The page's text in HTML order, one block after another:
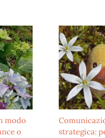
Perché comunicare in modo
autentico se sei freelance o